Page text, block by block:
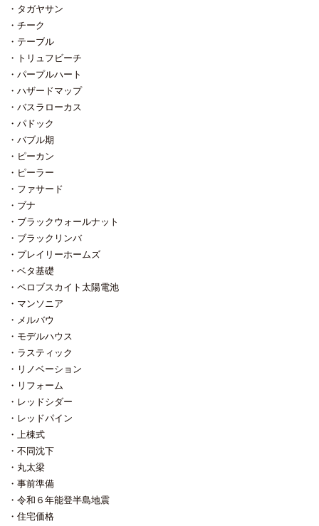
さい」 でも、がんばっても直せな
いものもあるんです。 直せないも
のは根本的に間違っている。建築
として成立していない。 根底から
変えてしまったらその人のプラン
では無く、 新しいプランを作って
いる事になりますので意味がない
たスキル。 最近とっても役に立っ
ていると感じます。
タガヤサン
チーク
テーブル
トリュフビーチ
パープルハート
ハザードマップ
バスラローカス
パドック
バブル期
ピーカン
ピーラー
ファサード
ブナ
ブラックウォールナット
ブラックリンバ
プレイリーホームズ
ベタ基礎
ペロブスカイト太陽電池
マンソニア
メルバウ
モデルハウス
ラスティック
リノベーション
リフォーム
レッドシダー
レッドパイン
上棟式
不同沈下
丸太梁
事前準備
令和６年能登半島地震
住宅価格